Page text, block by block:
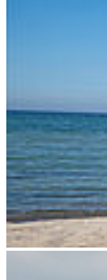
Zentrale Fax-
Allgemeine
Fakultät für
Fakultät für
Fakultät für